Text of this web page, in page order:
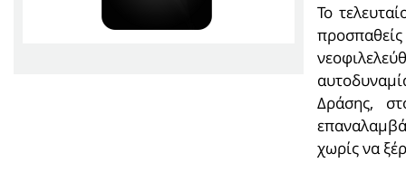
Το
προσπαθείς
Δράσης,
χωρίς να